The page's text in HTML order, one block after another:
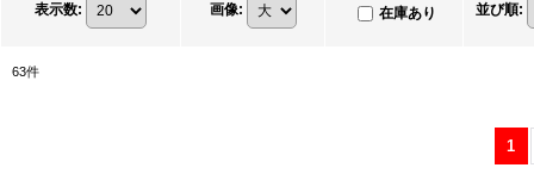
表示数: 画像: 在庫あり 並び順:
63件
1